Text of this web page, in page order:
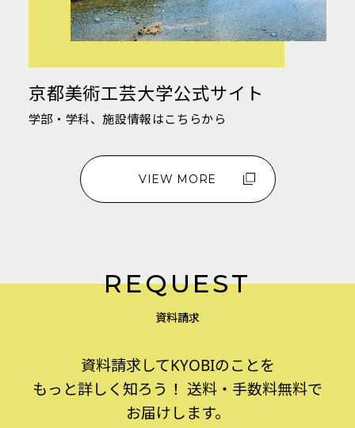
京都美術工芸大学公式サイト
学部・学科、施設情報はこちらから
VIEW MORE
REQUEST
資料請求
資料請求してKYOBIのことを
もっと詳しく知ろう！ 送料・手数料無料で
お届けします。